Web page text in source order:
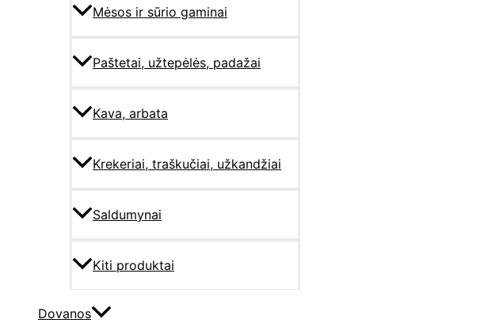
Mėsos ir sūrio gaminai
Paštetai, užtepėlės, padažai
Kava, arbata
Krekeriai, traškučiai, užkandžiai
Saldumynai
Kiti produktai
Dovanos